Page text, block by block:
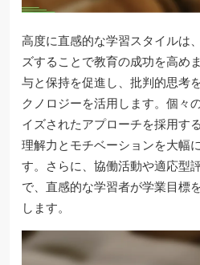
高度に直感的な学習スタイルは
ズすることで教育の成功を高め
与と保持を促進し、批判的思考
クノロジーを活用します。個々
イズされたアプローチを採用す
理解力とモチベーションを大幅
す。さらに、協働活動や適応型
で、直感的な学習者が学業目標
します。